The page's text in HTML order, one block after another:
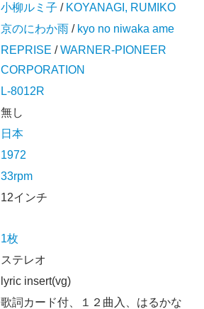
小柳ルミ子 / KOYANAGI, RUMIKO
京のにわか雨/ kyo no niwaka ame
REPRISE /WARNER-PIONEER
CORPORATION
L-8012R
無し
日本
1972
33rpm
12インチ
1枚
ステレオ
lyric insert(vg)
歌詞カード付、１２曲入、はるかな